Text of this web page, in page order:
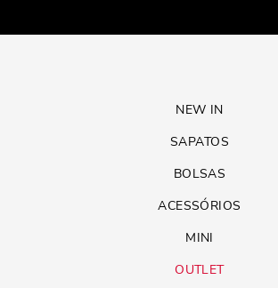
NEW IN
SAPATOS
BOLSAS
ACESSÓRIOS
MINI
OUTLET